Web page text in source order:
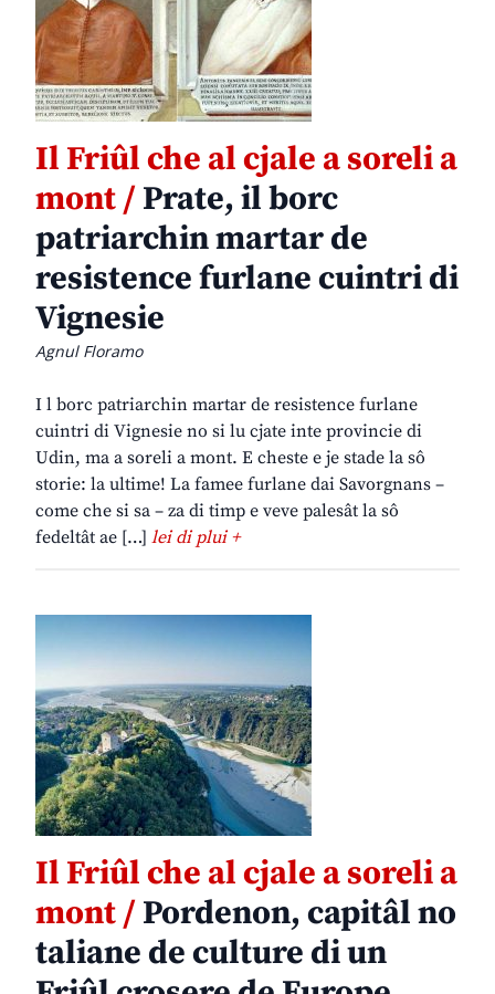
Il Friûl che al cjale a soreli a
mont /Prate, il borc
patriarchin martar de
resistence furlane cuintri di
Vignesie
Agnul Floramo
I l borc patriarchin martar de resistence furlane
cuintri di Vignesie no si lu cjate inte provincie di
Udin, ma a soreli a mont. E cheste e je stade la sô
storie: la ultime! La famee furlane dai Savorgnans –
come che si sa – za di timp e veve palesât la sô
fedeltât ae […] lei di plui +
Il Friûl che al cjale a soreli a
mont /Pordenon, capitâl no
taliane de culture di un